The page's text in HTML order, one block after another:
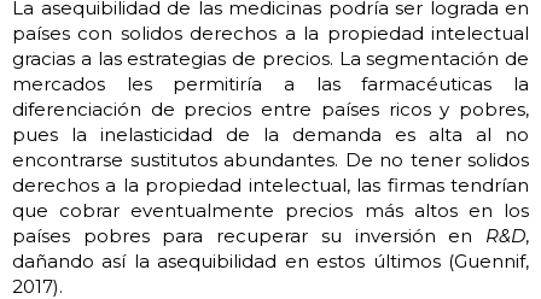
La asequibilidad de las medicinas podría ser lograda en
países con solidos derechos a la propiedad intelectual
gracias a las estrategias de precios. La segmentación de
mercados les permitiría a las farmacéuticas la
diferenciación de precios entre países ricos y pobres,
pues la inelasticidad de la demanda es alta al no
encontrarse sustitutos abundantes. De no tener solidos
derechos a la propiedad intelectual, las firmas tendrían
que cobrar eventualmente precios más altos en los
países pobres para recuperar su inversión en R&D,
dañando así la asequibilidad en estos últimos (Guennif,
2017).